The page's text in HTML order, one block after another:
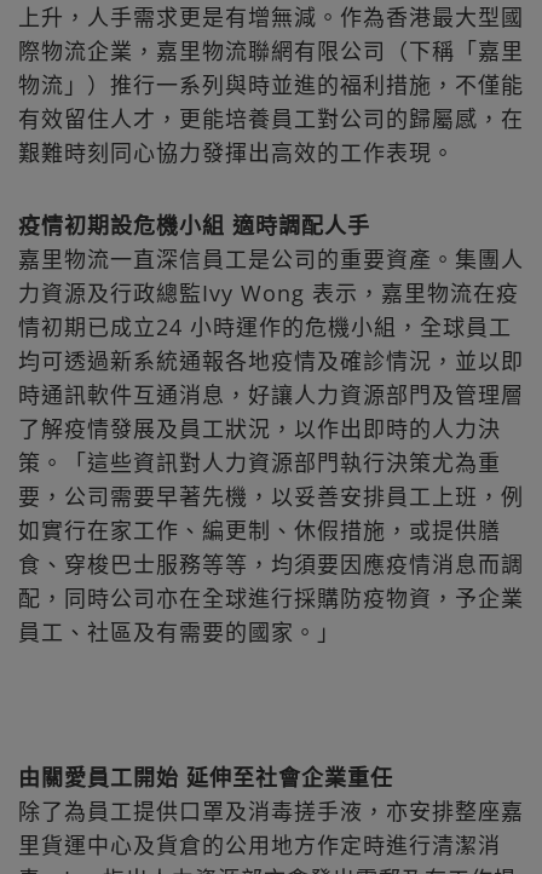
上升，人手需求更是有增無減。作為香港最大型國
際物流企業，嘉里物流聯網有限公司（下稱「嘉里
物流」）推行一系列與時並進的福利措施，不僅能
有效留住人才，更能培養員工對公司的歸屬感，在
艱難時刻同心協力發揮出高效的工作表現。
疫情初期設危機小組 適時調配人手
嘉里物流一直深信員工是公司的重要資產。集團人
力資源及行政總監Ivy Wong 表示，嘉里物流在疫
情初期已成立24 小時運作的危機小組，全球員工
均可透過新系統通報各地疫情及確診情況，並以即
時通訊軟件互通消息，好讓人力資源部門及管理層
了解疫情發展及員工狀況，以作出即時的人力決
策。「這些資訊對人力資源部門執行決策尤為重
要，公司需要早著先機，以妥善安排員工上班，例
如實行在家工作、編更制、休假措施，或提供膳
食、穿梭巴士服務等等，均須要因應疫情消息而調
配，同時公司亦在全球進行採購防疫物資，予企業
員工、社區及有需要的國家。」
由關愛員工開始 延伸至社會企業重任
除了為員工提供口罩及消毒搓手液，亦安排整座嘉
里貨運中心及貨倉的公用地方作定時進行清潔消